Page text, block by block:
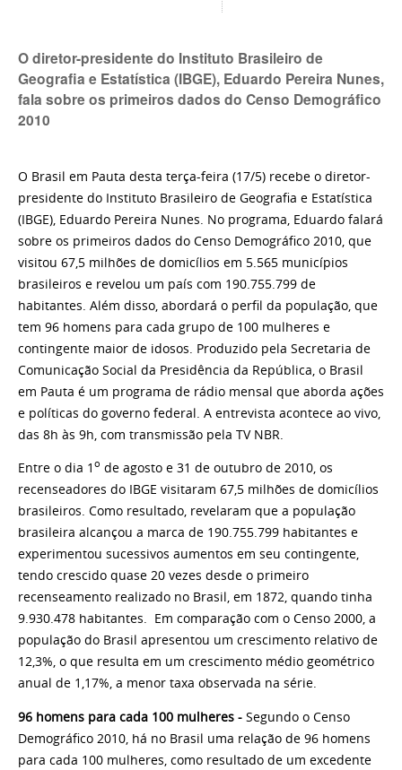
O diretor-presidente do Instituto Brasileiro de
Geografia e Estatística (IBGE), Eduardo Pereira Nunes,
fala sobre os primeiros dados do Censo Demográfico
2010
O Brasil em Pauta desta terça-feira (17/5) recebe o diretor-
presidente do Instituto Brasileiro de Geografia e Estatística
(IBGE), Eduardo Pereira Nunes. No programa, Eduardo falará
sobre os primeiros dados do Censo Demográfico 2010, que
visitou 67,5 milhões de domicílios em 5.565 municípios
brasileiros e revelou um país com 190.755.799 de
habitantes. Além disso, abordará o perfil da população, que
tem 96 homens para cada grupo de 100 mulheres e
contingente maior de idosos. Produzido pela Secretaria de
Comunicação Social da Presidência da República, o Brasil
em Pauta é um programa de rádio mensal que aborda ações
e políticas do governo federal. A entrevista acontece ao vivo,
das 8h às 9h, com transmissão pela TV NBR.
Entre o dia 1 o de agosto e 31 de outubro de 2010, os
recenseadores do IBGE visitaram 67,5 milhões de domicílios
brasileiros. Como resultado, revelaram que a população
brasileira alcançou a marca de 190.755.799 habitantes e
experimentou sucessivos aumentos em seu contingente,
tendo crescido quase 20 vezes desde o primeiro
recenseamento realizado no Brasil, em 1872, quando tinha
9.930.478 habitantes. Em comparação com o Censo 2000, a
população do Brasil apresentou um crescimento relativo de
12,3%, o que resulta em um crescimento médio geométrico
anual de 1,17%, a menor taxa observada na série.
96 homens para cada 100 mulheres - Segundo o Censo
Demográfico 2010, há no Brasil uma relação de 96 homens
para cada 100 mulheres, como resultado de um excedente